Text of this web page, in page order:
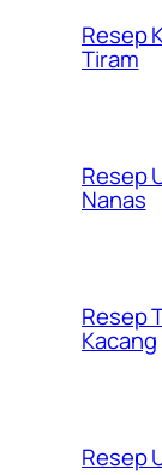
Resep
Tiram
Resep
Nanas
Resep
Kacang
Resep